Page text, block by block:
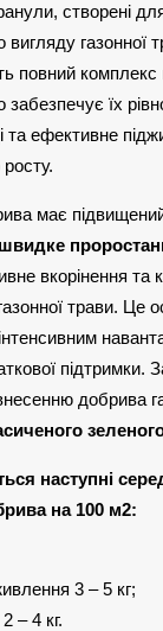
створені
вигляду газонної
повний комплекс
забезпечує їх
та ефективне
має
швидке
вкорінення та
трави. Це
підтримки.
добрива
наступні
на 100 м2:
3 – 5 кг;
– 4 кг.